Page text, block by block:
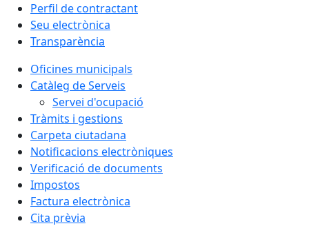
Perfil de contractant
Seu electrònica
Transparència
Oficines municipals
Catàleg de Serveis
Servei d'ocupació
Tràmits i gestions
Carpeta ciutadana
Notificacions electròniques
Verificació de documents
Impostos
Factura electrònica
Cita prèvia